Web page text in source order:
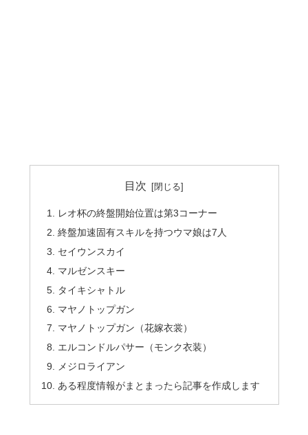
目次
レオ杯の終盤開始位置は第3コーナー
終盤加速固有スキルを持つウマ娘は7人
セイウンスカイ
マルゼンスキー
タイキシャトル
マヤノトップガン
マヤノトップガン（花嫁衣裳）
エルコンドルパサー（モンク衣装）
メジロライアン
ある程度情報がまとまったら記事を作成します